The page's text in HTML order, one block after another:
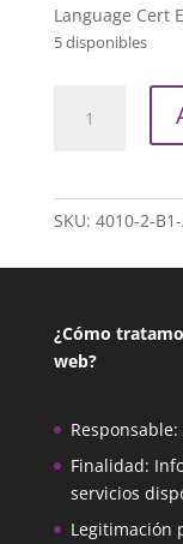
Language Cert
5 disponibles
Almería
SKU: 4010-2-B1-
¿Cómo
web?
Finalidad:
servicios
Legitimación